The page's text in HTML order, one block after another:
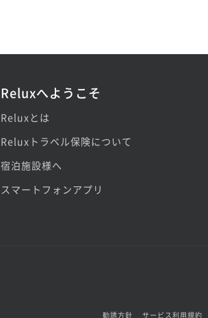
Reluxへようこそ
Reluxとは
Reluxトラベル保険について
宿泊施設様へ
スマートフォンアプリ
勧誘方針 サービス利用規約